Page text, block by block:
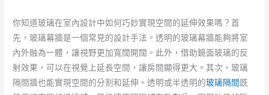
你知道玻璃在室內設計中如何巧妙實現空間的延伸效果嗎？首
先，玻璃幕牆是一個常見的設計手法。透明的玻璃幕牆能夠將室
內外融為一體，讓視野更加寬闊開闊。此外，借助鏡面玻璃的反
射效果，可以在視覺上延長空間，讓房間顯得更大。其次，玻璃
隔間牆也能實現空間的分割和延伸。透明或半透明的玻璃隔間 既